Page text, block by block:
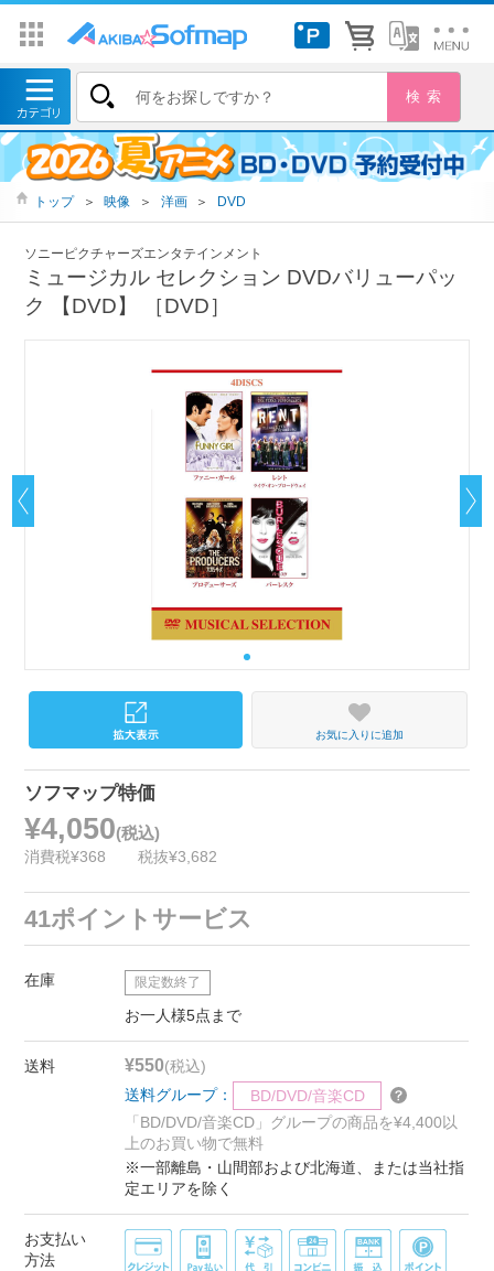
トップ ＞ 映像 ＞ 洋画 ＞ DVD
ソニーピクチャーズエンタテインメント
ミュージカル セレクション DVDバリューパッ
ク 【DVD】 ［DVD］
お気に入りに追加
ソフマップ特価
¥4,050(税込)
消費税¥368 税抜¥3,682
41ポイントサービス
在庫 限定数終了
お一人様5点まで
送料 ¥550(税込)
送料グループ：
BD/DVD/音楽CD
「BD/DVD/音楽CD」グループの商品を¥4,400以
上のお買い物で無料
※一部離島・山間部および北海道、または当社指
定エリアを除く
お支払い
方法